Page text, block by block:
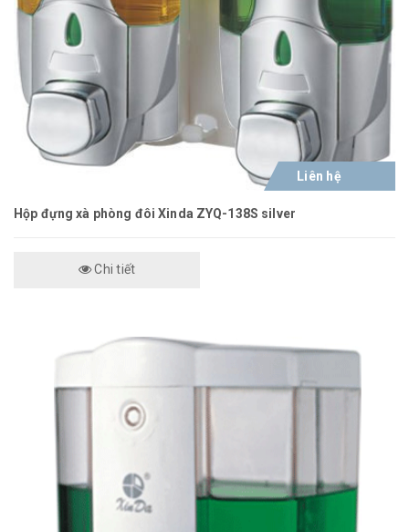
Liên hệ
Hộp đựng xà phòng đôi Xinda ZYQ-138S silver
Chi tiết